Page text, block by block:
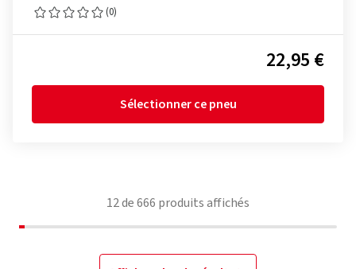
(0)
22,95 €
Sélectionner ce pneu
12de666 produits affichés